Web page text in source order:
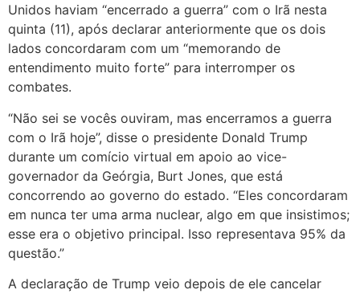
Unidos haviam “encerrado a guerra” com o Irã nesta
quinta (11), após declarar anteriormente que os dois
lados concordaram com um “memorando de
entendimento muito forte” para interromper os
combates.
“Não sei se vocês ouviram, mas encerramos a guerra
com o Irã hoje”, disse o presidente Donald Trump
durante um comício virtual em apoio ao vice-
governador da Geórgia, Burt Jones, que está
concorrendo ao governo do estado. “Eles concordaram
em nunca ter uma arma nuclear, algo em que insistimos;
esse era o objetivo principal. Isso representava 95% da
questão.”
A declaração de Trump veio depois de ele cancelar